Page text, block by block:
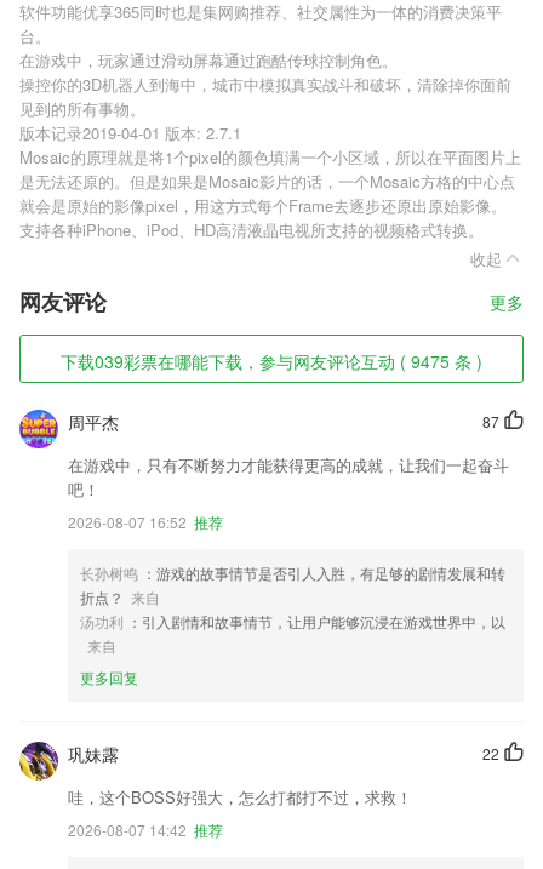
软件功能优享365同时也是集网购推荐、社交属性为一体的消费决策平
台。
在游戏中，玩家通过滑动屏幕通过跑酷传球控制角色。
操控你的3D机器人到海中，城市中模拟真实战斗和破坏，清除掉你面前
见到的所有事物。
版本记录2019-04-01 版本: 2.7.1
Mosaic的原理就是将1个pixel的颜色填满一个小区域，所以在平面图片上
是无法还原的。但是如果是Mosaic影片的话，一个Mosaic方格的中心点
就会是原始的影像pixel，用这方式每个Frame去逐步还原出原始影像。
支持各种iPhone、iPod、HD高清液晶电视所支持的视频格式转换。
收起
网友评论 更多
下载039彩票在哪能下载，参与网友评论互动 ( 9475 条 )
87
周平杰
在游戏中，只有不断努力才能获得更高的成就，让我们一起奋斗
吧！
2026-08-07 16:52 推荐
长孙树鸣 ：游戏的故事情节是否引人入胜，有足够的剧情发展和转
折点？ 来自
汤功利 ：引入剧情和故事情节，让用户能够沉浸在游戏世界中，以
来自
更多回复
22
巩妹露
哇，这个BOSS好强大，怎么打都打不过，求救！
2026-08-07 14:42 推荐